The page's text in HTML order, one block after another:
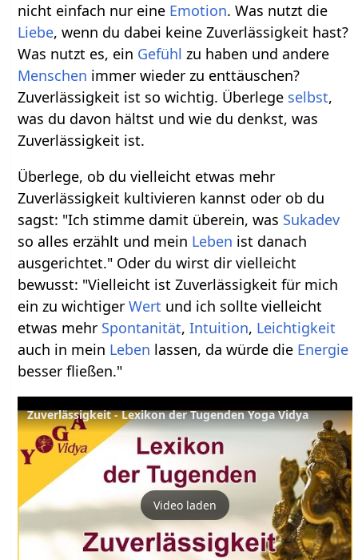
nicht einfach nur eine Emotion. Was nutzt die
Liebe, wenn du dabei keine Zuverlässigkeit hast?
Was nutzt es, ein Gefühl zu haben und andere
Menschen immer wieder zu enttäuschen?
Zuverlässigkeit ist so wichtig. Überlege selbst,
was du davon hältst und wie du denkst, was
Zuverlässigkeit ist.
Überlege, ob du vielleicht etwas mehr
Zuverlässigkeit kultivieren kannst oder ob du
sagst: "Ich stimme damit überein, was Sukadev
so alles erzählt und mein Leben ist danach
ausgerichtet." Oder du wirst dir vielleicht
bewusst: "Vielleicht ist Zuverlässigkeit für mich
ein zu wichtigerWert und ich sollte vielleicht
etwas mehr Spontanität,Intuition, Leichtigkeit
auch in mein Leben lassen, da würde die Energie
besser fließen."
Zuverlässigkeit - Lexikon der Tugenden Yoga Vidya
Video laden